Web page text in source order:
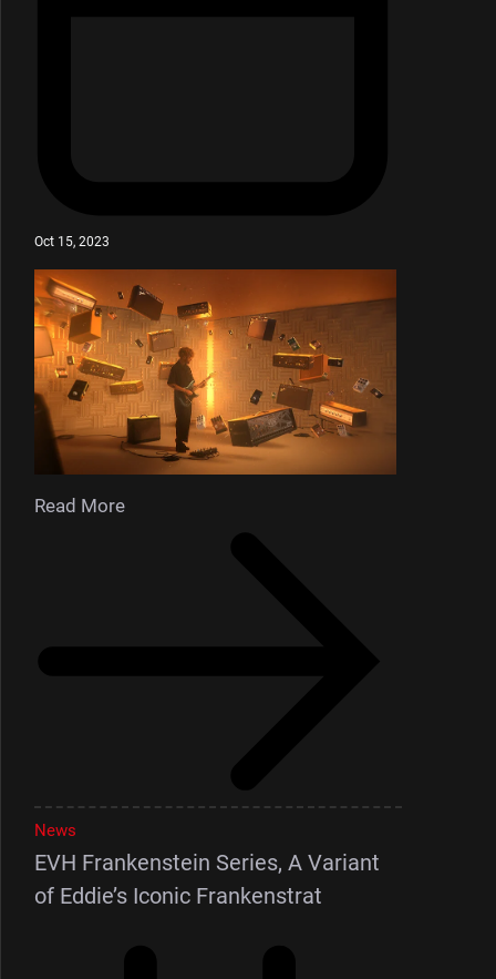
Oct 15, 2023
Read More
News
EVH Frankenstein Series, A Variant
of Eddie’s Iconic Frankenstrat